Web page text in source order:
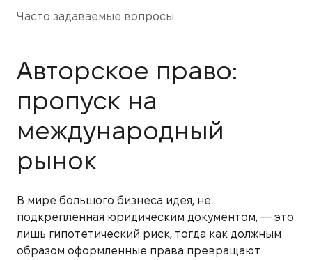
Часто задаваемые вопросы
Авторское право:
пропуск на
международный
рынок
В мире большого бизнеса идея, не
подкрепленная юридическим документом, — это
лишь гипотетический риск, тогда как должным
образом оформленные права превращают